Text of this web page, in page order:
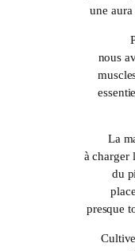
une aura
nous
La
à charger
du
presque